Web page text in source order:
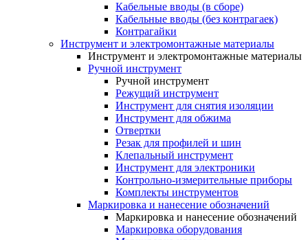
Кабельные вводы (в сборе)
Кабельные вводы (без контрагаек)
Контрагайки
Инструмент и электромонтажные материалы
Инструмент и электромонтажные материалы
Ручной инструмент
Ручной инструмент
Режущий инструмент
Инструмент для снятия изоляции
Инструмент для обжима
Отвертки
Резак для профилей и шин
Клепальный инструмент
Инструмент для электроники
Контрольно-измерительные приборы
Комплекты инструментов
Маркировка и нанесение обозначений
Маркировка и нанесение обозначений
Маркировка оборудования